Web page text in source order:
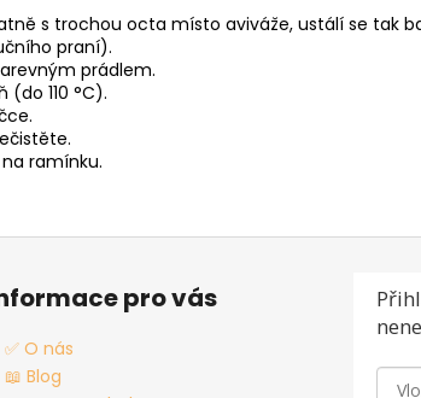
s trochou octa místo aviváže, ustálí se tak
praní).
prádlem.
110 °C).
ramínku.
pro vás
✅ O nás
📖 Blog